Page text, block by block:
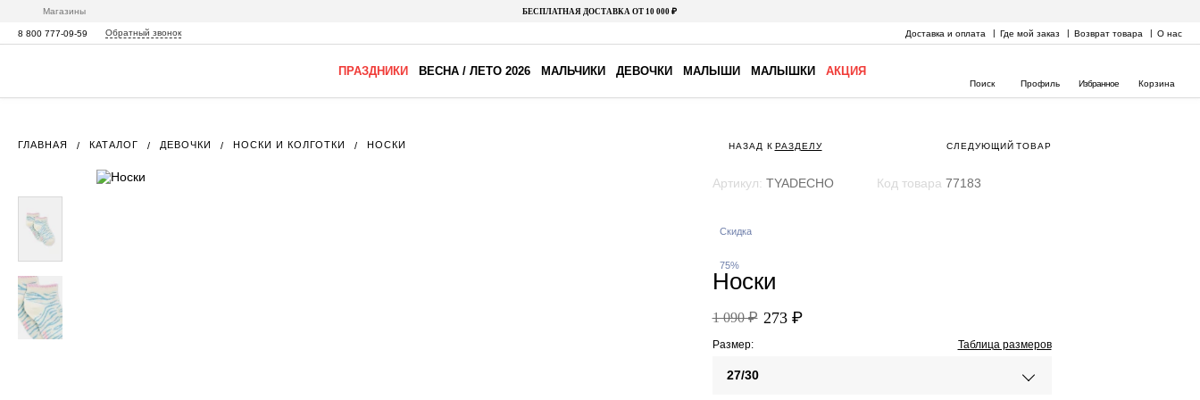
Магазины БЕСПЛАТНАЯ ДОСТАВКА ОТ 10 000 ₽
8 800 777-09-59 Обратный звонок Доставка и оплата Где мой заказ Возврат товара О нас
ПРАЗДНИКИ ВЕСНА / ЛЕТО 2026 МАЛЬЧИКИ ДЕВОЧКИ МАЛЫШИ МАЛЫШКИ АКЦИЯ
Поиск Профиль Избранное Корзина
ГЛАВНАЯ КАТАЛОГ ДЕВОЧКИ НОСКИ И КОЛГОТКИ НОСКИ НАЗАД К РАЗДЕЛУ СЛЕДУЮЩИЙ ТОВАР
Артикул: TYADECHO Код товара 77183
Скидка
75%
Носки
1 090 ₽ 273 ₽
Размер: Таблица размеров
27/30